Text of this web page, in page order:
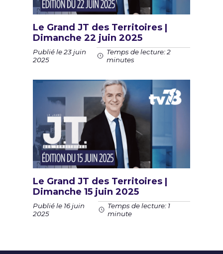
Le Grand JT des Territoires |
Dimanche 22 juin 2025
Publié le 23 juin
2025
Temps de lecture: 2
minutes
Le Grand JT des Territoires |
Dimanche 15 juin 2025
Publié le 16 juin
2025
Temps de lecture: 1
minute